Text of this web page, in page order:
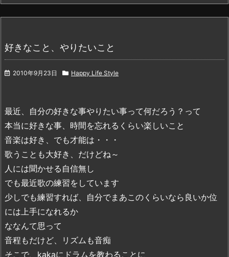
好きなこと、やりたいこと
2010年9月23日 Happy Life Style
最近、自分の好きな事やりたい事って何だろう？って
本当に好きな事、時間を忘れるくらい楽しいこと
音楽は好き、でも才能は・・・
歌うことも大好き、だけどね～
人には聞かせる自信無し
でも最近歌の練習をしています
少しでも練習すれば、自分でまあこのくらいなら良いか位
には上手になれるか
ななんて思って
音程もだけど、リズムも音痴
そこで、kakaにドラムを教わることに